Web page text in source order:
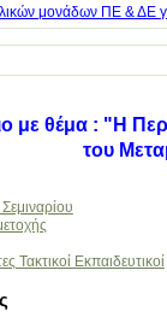
μονάδων ΠΕ & ΔΕ
με θέμα : "Η
του
Τακτικοί Εκπαιδευτικοί